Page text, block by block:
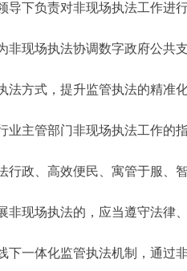
下负责对非现场执法工作进行
现场执法协调数字政府公共支
方式，提升监管执法的精准化
管部门非现场执法工作的指
行政、高效便民、寓管于服、
场执法的，应当遵守法律、
下一体化监管执法机制，通过